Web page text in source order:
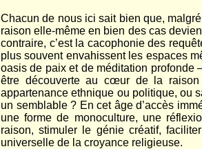
Chacun de nous ici sait bien que,
raison elle-même en bien des cas
contraire, c’est la cacophonie des
plus souvent envahissent les espaces
oasis de paix et de méditation profonde
être découverte au cœur de la
appartenance ethnique ou politique, ou
un semblable ? En cet âge d’accès
une forme de monoculture, une
raison, stimuler le génie créatif,
universelle de la croyance religieuse.